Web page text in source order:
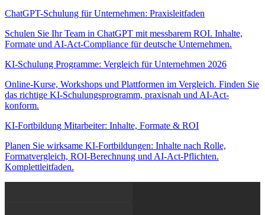
ChatGPT-Schulung für Unternehmen: Praxisleitfaden
Schulen Sie Ihr Team in ChatGPT mit messbarem ROI. Inhalte,
Formate und AI-Act-Compliance für deutsche Unternehmen.
KI-Schulung Programme: Vergleich für Unternehmen 2026
Online-Kurse, Workshops und Plattformen im Vergleich. Finden Sie
das richtige KI-Schulungsprogramm, praxisnah und AI-Act-
konform.
KI-Fortbildung Mitarbeiter: Inhalte, Formate & ROI
Planen Sie wirksame KI-Fortbildungen: Inhalte nach Rolle,
Formatvergleich, ROI-Berechnung und AI-Act-Pflichten.
Komplettleitfaden.